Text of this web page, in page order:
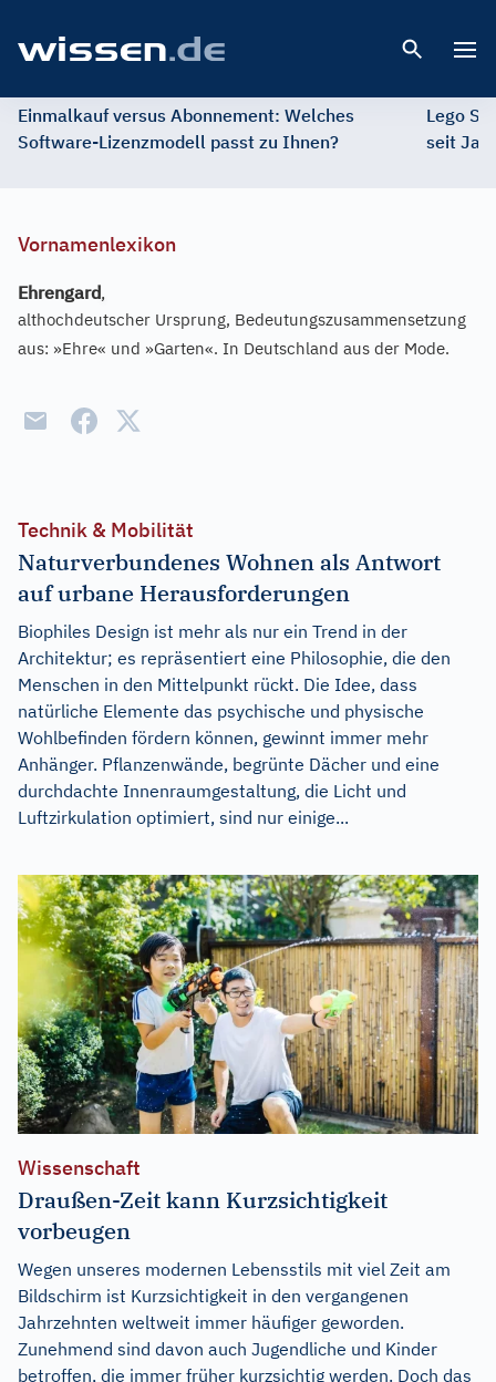
Einmalkauf versus Abonnement: Welches
Software-Lizenzmodell passt zu Ihnen?
Lego
seit
Vornamenlexikon
Ehrengard,
althochdeutscher Ursprung, Bedeutungszusammensetzung
aus: »Ehre« und »Garten«. In Deutschland aus der Mode.
Technik & Mobilität
Naturverbundenes Wohnen als Antwort
auf urbane Herausforderungen
Biophiles Design ist mehr als nur ein Trend in der
Architektur; es repräsentiert eine Philosophie, die den
Menschen in den Mittelpunkt rückt. Die Idee, dass
natürliche Elemente das psychische und physische
Wohlbefinden fördern können, gewinnt immer mehr
Anhänger. Pflanzenwände, begrünte Dächer und eine
durchdachte Innenraumgestaltung, die Licht und
Luftzirkulation optimiert, sind nur einige...
Wissenschaft
Draußen-Zeit kann Kurzsichtigkeit
vorbeugen
Wegen unseres modernen Lebensstils mit viel Zeit am
Bildschirm ist Kurzsichtigkeit in den vergangenen
Jahrzehnten weltweit immer häufiger geworden.
Zunehmend sind davon auch Jugendliche und Kinder
betroffen, die immer früher kurzsichtig werden. Doch das